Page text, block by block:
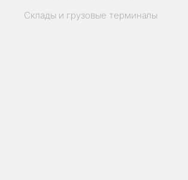
Склады и грузовые терминалы